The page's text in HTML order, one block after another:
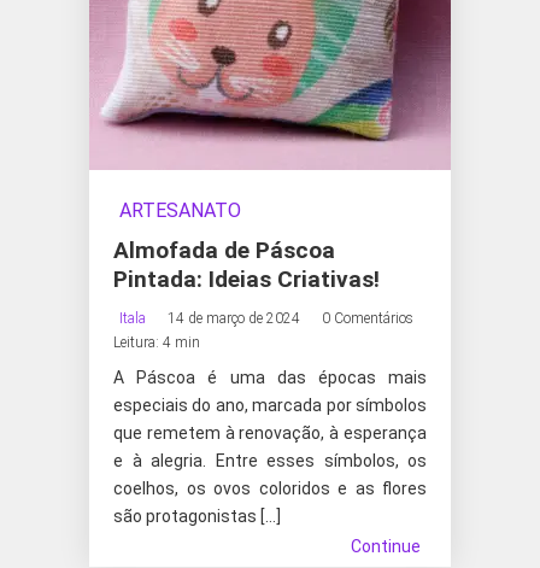
ARTESANATO
Almofada de Páscoa
Pintada: Ideias Criativas!
Itala 14 de março de 2024
0 Comentários
Leitura: 4 min
A Páscoa é uma das épocas mais
especiais do ano, marcada por símbolos
que remetem à renovação, à esperança
e à alegria. Entre esses símbolos, os
coelhos, os ovos coloridos e as flores
são protagonistas […]
Continue